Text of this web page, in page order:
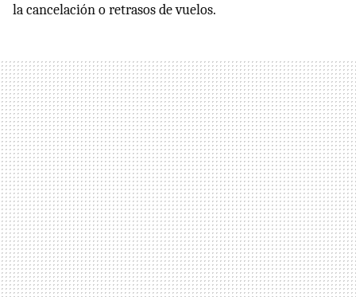
la cancelación o retrasos de vuelos.